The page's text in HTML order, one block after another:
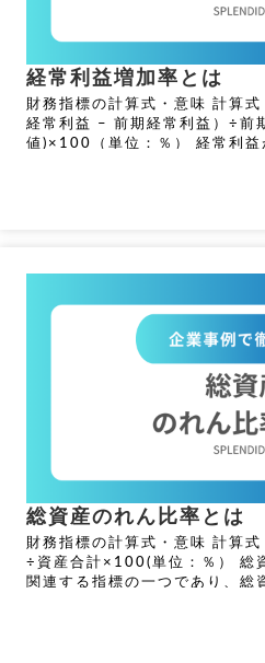
経常利益増加率とは
財務指標の計算式・意味 計算
経常利益 – 前期経常利益）÷前
値)×100（単位：％） 経常利益
動したかを示す指標です。数
総資産のれん比率とは
財務指標の計算式・意味 計算
÷資産合計×100(単位：％） 総
関連する指標の一つであり、総
を示します。 企業を買収する